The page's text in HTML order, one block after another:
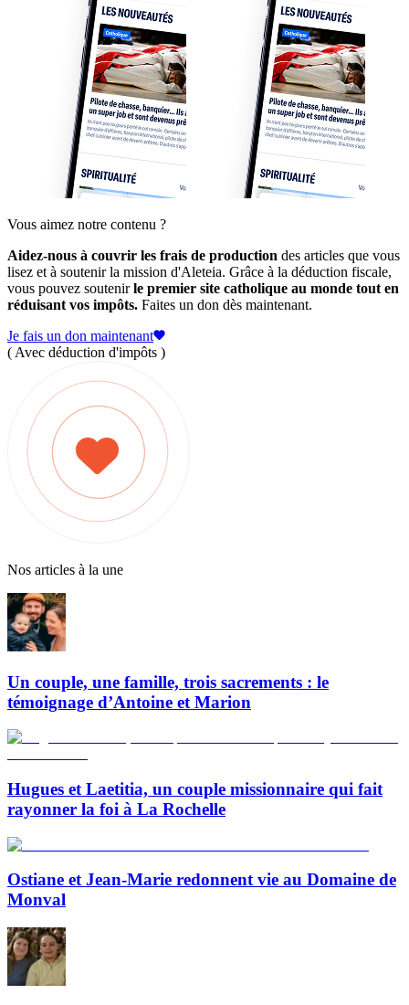
Vous aimez notre contenu ?
Aidez-nous à couvrir les frais de production des articles que vous
lisez et à soutenir la mission d'Aleteia. Grâce à la déduction fiscale,
vous pouvez soutenirle premier site catholique au monde tout en
réduisant vos impôts. Faites un don dès maintenant.
Je fais un don maintenant
( Avec déduction d'impôts )
Nos articles à la une
Un couple, une famille, trois sacrements : le
témoignage d’Antoine et Marion
Hugues et Laetitia, un couple missionnaire qui fait
rayonner la foi à La Rochelle
Ostiane et Jean-Marie redonnent vie au Domaine de
Monval